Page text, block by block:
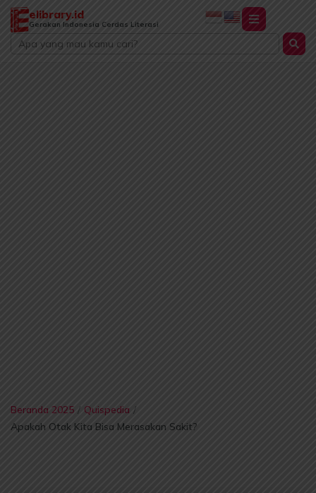
Lewati
konten
elibrary.id
Gerakan Indonesia Cerdas Literasi
Search
...
Beranda 2025 / Quispedia /
Apakah Otak Kita Bisa Merasakan Sakit?